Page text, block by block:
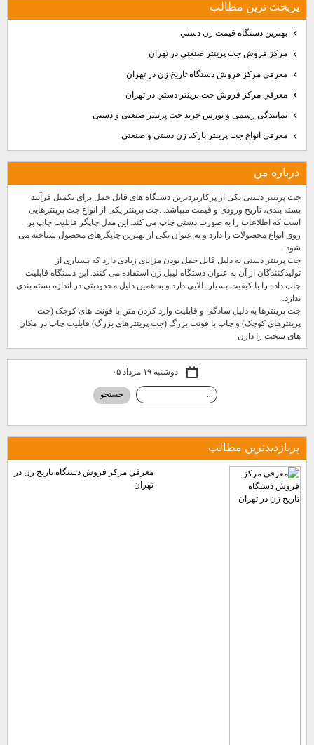
پربحث ترين مطالب
بهترين دستگاه قيمت زن دستي
مركز فروش جت پرينتر صنعتي در تهران
معرفي مركز فروش دستگاه تاريخ زن در تهران
معرفي مركز فروش جت پرينتر دستي در تهران
نمایندگی رسمی و بورس خرید جت پرینتر صنعتی و دستی
معرفی انواع جت پرینتر بارکد زن دستی و صنعتی
درباره من
جت پرینتر دستی یکی از پرکاربردترین دستگاه های قابل حمل برای تکمیل فرآیند
بسته بندی، تاریخ ورودی و قیمت میباشد. .جت پرینتر یکی از انواع جت پرینترهایی
است که اطلاعات را به صورت دستی چاپ می کند. این مدل چاپگر قابلیت چاپ بر
روی انواع محصولات را دارد و به عنوان یکی از بهترین چاپگرهای محصول شناخته می
شود.
جت پرینتر دستی به دلیل قابل حمل بودن مزایای زیادی دارد که بسیاری از
تولیدکنندگان از آن به عنوان دستگاه لیبل زن استفاده می کنند. این دستگاه قابلیت
چاپ داده را با کیفیت بسیار بالایی دارد و به همین دلیل محدودیتی در اندازه بسته بندی
ندارد.
جت پرینترها به دلیل سادگی و قابلیت وارد کردن متن با فونت های کوچک (جت
پرینترهای کوچک) و چاپ با فونت بزرگ (جت پرینترهای بزرگ) قابلیت چاپ در مکان
های سخت را دارن
دوشنبه ۱۹ مرداد ۰۵
پربازديدترين مطالب
معرفي مركز فروش دستگاه تاريخ زن در
تهران